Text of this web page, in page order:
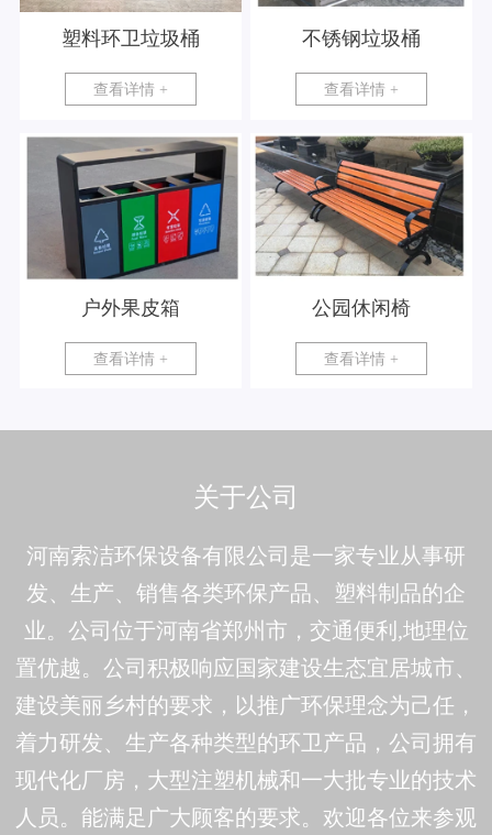
塑料环卫垃圾桶
查看详情 +
不锈钢垃圾桶
查看详情 +
户外果皮箱
查看详情 +
公园休闲椅
查看详情 +
关于公司
河南索洁环保设备有限公司是一家专业从事研
发、生产、销售各类环保产品、塑料制品的企
业。公司位于河南省郑州市，交通便利,地理位
置优越。公司积极响应国家建设生态宜居城市、
建设美丽乡村的要求，以推广环保理念为己任，
着力研发、生产各种类型的环卫产品，公司拥有
现代化厂房，大型注塑机械和一大批专业的技术
人员。能满足广大顾客的要求。欢迎各位来参观